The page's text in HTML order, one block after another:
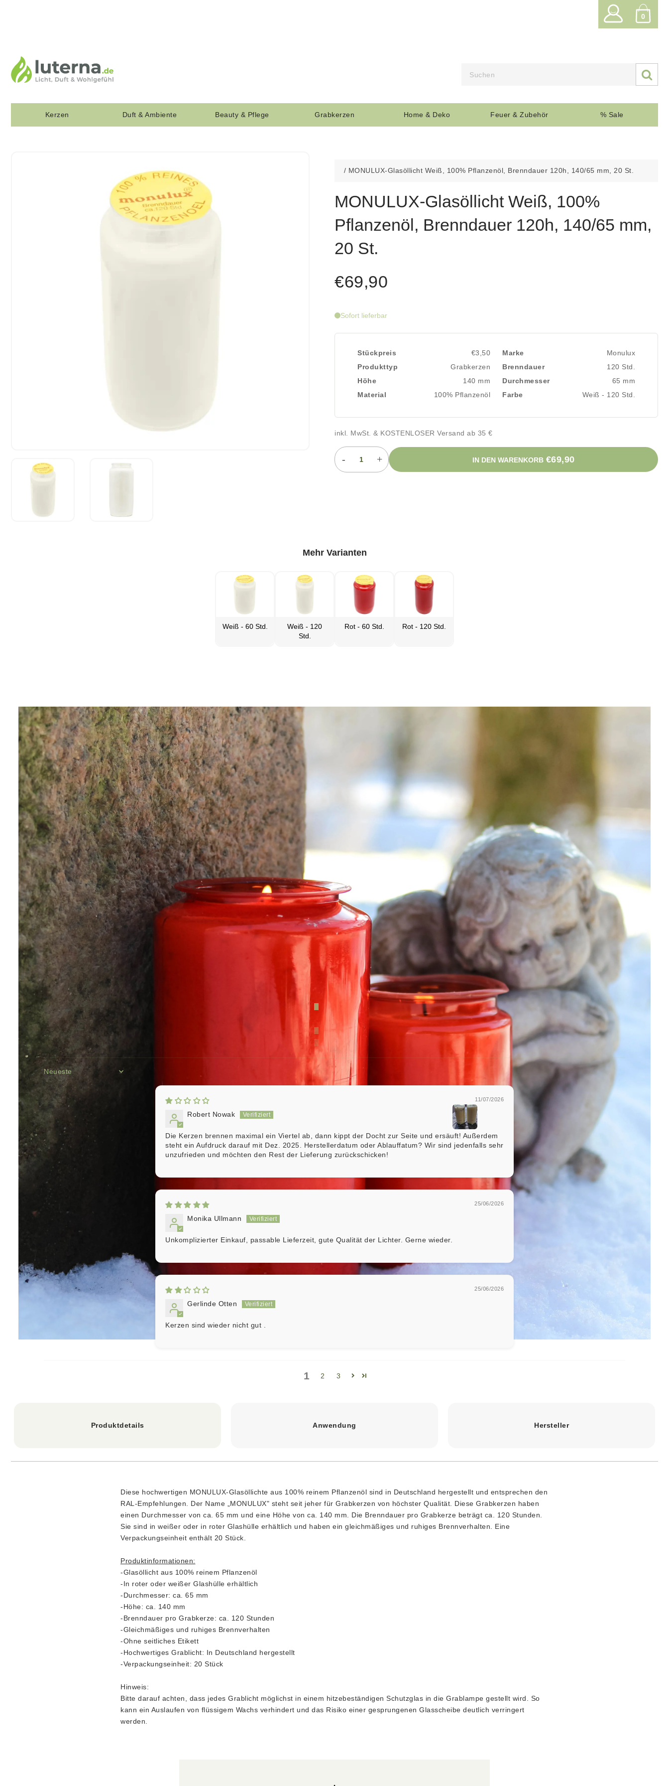

0
Kerzen Duft & Ambiente Beauty & Pflege Grabkerzen Home & Deko Feuer & Zubehör % Sale
/ MONULUX-Glasöllicht Weiß, 100% Pflanzenöl, Brenndauer 120h, 140/65 mm, 20 St.
MONULUX-Glasöllicht Weiß, 100%
Pflanzenöl, Brenndauer 120h, 140/65 mm,
20 St.
€69,90
Sofort lieferbar
Stückpreis €3,50 Marke
Monulux
Produkttyp
Grabkerzen Brenndauer
120 Std.
Höhe
140 mm Durchmesser
65 mm
Material
100% Pflanzenöl Farbe Weiß - 120 Std.
inkl. MwSt. & KOSTENLOSER Versand ab 35 €
- + IN DEN WARENKORB €69,90
Mehr Varianten
Weiß - 60 Std.
Weiß - 120
Std.
Rot - 60 Std. Rot - 120 Std.
Diese MONULUX-Grabkerzen mit Glashülle sind ideal für Grabstätten. Sie sind RAL-
zertifiziert, brennen gleichmäßig, geruchsneutral und sauber, mit einer Brenndauer von
ca. 120 Std. pro Kerze. Aus 100% reinem Pflanzenöl. Hergestellt in Deutschland. Jede
Kerze hat einen Durchmesser von ca. 65 mm und eine Höhe von ca. 140 mm.
Verpackungseinheit: 20 Stück.
Kundenbewertungen
4.50 von 5
Basierend auf 16 Bewertungen
13
0
Sort by
11/07/2026
Robert Nowak
Die Kerzen brennen maximal ein Viertel ab, dann kippt der Docht zur Seite und ersäuft! Außerdem
steht ein Aufdruck darauf mit Dez. 2025. Herstellerdatum oder Ablauffatum? Wir sind jedenfalls sehr
unzufrieden und möchten den Rest der Lieferung zurückschicken!
25/06/2026
Monika Ullmann
Unkomplizierter Einkauf, passable Lieferzeit, gute Qualität der Lichter. Gerne wieder.
25/06/2026
Gerlinde Otten
Kerzen sind wieder nicht gut .
1 2 3
Produktdetails Anwendung Hersteller
Diese hochwertigen MONULUX-Glasöllichte aus 100% reinem Pflanzenöl sind in Deutschland hergestellt und entsprechen den
RAL-Empfehlungen. Der Name „MONULUX" steht seit jeher für Grabkerzen von höchster Qualität. Diese Grabkerzen haben
einen Durchmesser von ca. 65 mm und eine Höhe von ca. 140 mm. Die Brenndauer pro Grabkerze beträgt ca. 120 Stunden.
Sie sind in weißer oder in roter Glashülle erhältlich und haben ein gleichmäßiges und ruhiges Brennverhalten. Eine
Verpackungseinheit enthält 20 Stück.
Produktinformationen:
-Glasöllicht aus 100% reinem Pflanzenöl
-In roter oder weißer Glashülle erhältlich
-Durchmesser: ca. 65 mm
-Höhe: ca. 140 mm
-Brenndauer pro Grabkerze: ca. 120 Stunden
-Gleichmäßiges und ruhiges Brennverhalten
-Ohne seitliches Etikett
-Hochwertiges Grablicht: In Deutschland hergestellt
-Verpackungseinheit: 20 Stück
Hinweis:
Bitte darauf achten, dass jedes Grablicht möglichst in einem hitzebeständigen Schutzglas in die Grablampe gestellt wird. So
kann ein Auslaufen von flüssigem Wachs verhindert und das Risiko einer gesprungenen Glasscheibe deutlich verringert
werden.